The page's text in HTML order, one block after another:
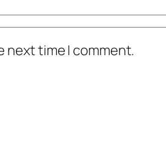
next time I comment.